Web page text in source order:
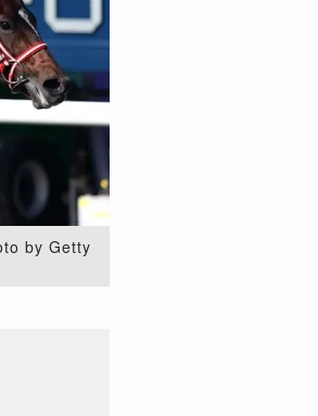
by Getty